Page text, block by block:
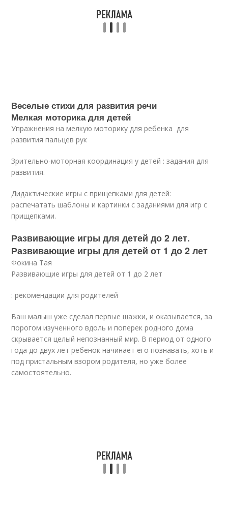
Веселые стихи для развития речи
Мелкая моторика для детей
Упражнения на мелкую моторику для ребенка для
развития пальцев рук
Зрительно-моторная координация у детей : задания для
развития.
Дидактические игры с прищепками для детей:
распечатать шаблоны и картинки с заданиями для игр с
прищепками.
Развивающие игры для детей до 2 лет.
Развивающие игры для детей от 1 до 2 лет
Фокина Тая
Развивающие игры для детей от 1 до 2 лет
: рекомендации для родителей
Ваш малыш уже сделал первые шажки, и оказывается, за
порогом изученного вдоль и поперек родного дома
скрывается целый непознанный мир. В период от одного
года до двух лет ребенок начинает его познавать, хоть и
под пристальным взором родителя, но уже более
самостоятельно.